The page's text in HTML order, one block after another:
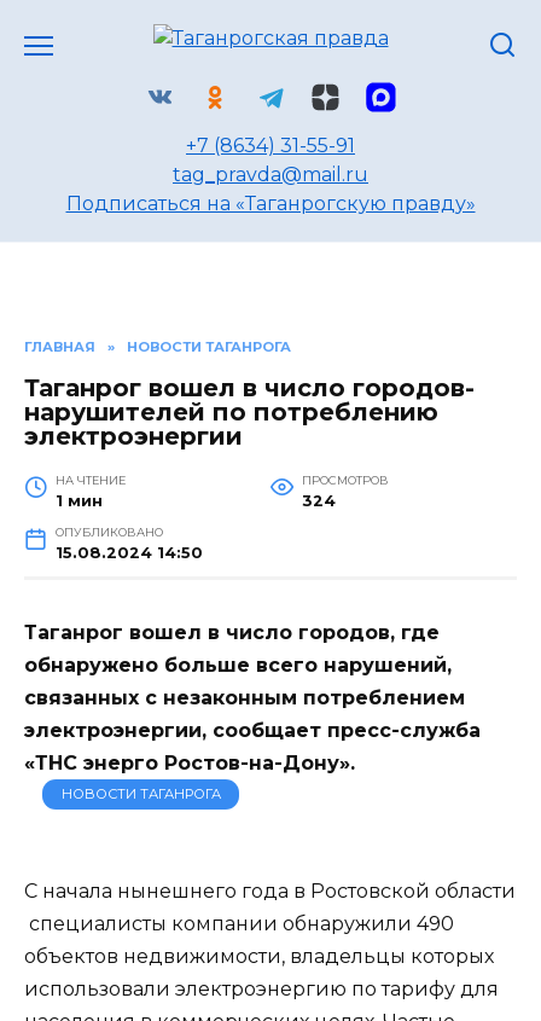
+7 (8634) 31-55-91
tag_pravda@mail.ru
Подписаться на «Таганрогскую правду»
ГЛАВНАЯ » НОВОСТИ ТАГАНРОГА
Таганрог вошел в число городов-
нарушителей по потреблению
электроэнергии
НА ЧТЕНИЕ
1 мин
ПРОСМОТРОВ
324
ОПУБЛИКОВАНО
15.08.2024 14:50
Таганрог вошел в число городов, где
обнаружено больше всего нарушений,
связанных с незаконным потреблением
электроэнергии, сообщает пресс-служба
«ТНС энерго Ростов-на-Дону».
НОВОСТИ ТАГАНРОГА
С начала нынешнего года в Ростовской области
специалисты компании обнаружили 490
объектов недвижимости, владельцы которых
использовали электроэнергию по тарифу для